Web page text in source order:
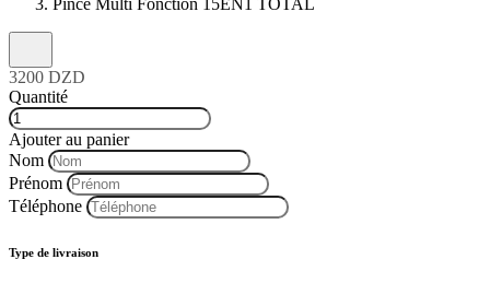
3200 DZD
Quantité
Ajouter au panier
Nom
Prénom
Téléphone
Type de livraison